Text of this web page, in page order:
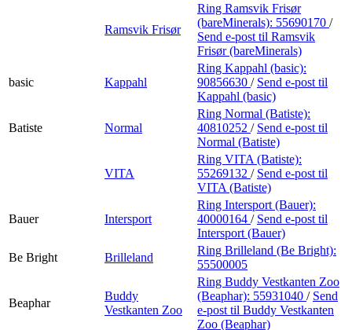
Ramsvik Frisør
Ring Ramsvik Frisør
(bareMinerals): 55690170 /
Send e-post til Ramsvik
Frisør (bareMinerals)
basic Kappahl
Ring Kappahl (basic):
90856630 / Send e-post til
Kappahl (basic)
Batiste Normal
Ring Normal (Batiste):
40810252 / Send e-post til
Normal (Batiste)
VITA
Ring VITA (Batiste):
55269132 / Send e-post til
VITA (Batiste)
Bauer Intersport
Ring Intersport (Bauer):
40000164 / Send e-post til
Intersport (Bauer)
Be Bright
Brilleland
Ring Brilleland (Be Bright):
55500005
Beaphar
Buddy
Vestkanten Zoo
Ring Buddy Vestkanten Zoo
(Beaphar): 55931040 / Send
e-post til Buddy Vestkanten
Zoo (Beaphar)